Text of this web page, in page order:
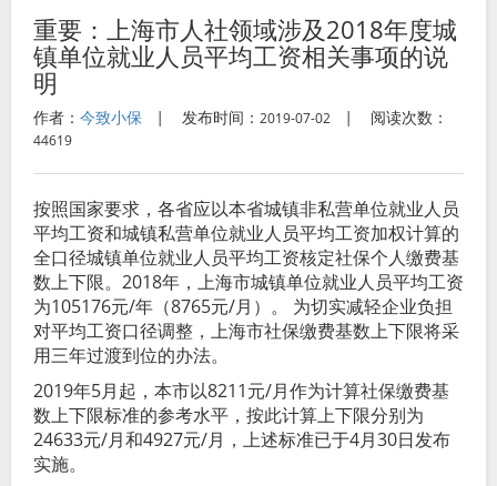
重要：上海市人社领域涉及2018年度城
镇单位就业人员平均工资相关事项的说
明
作者： 今致小保 | 发布时间： 2019-07-02 | 阅读次数：
44619
按照国家要求，各省应以本省城镇非私营单位就业人员
平均工资和城镇私营单位就业人员平均工资加权计算的
全口径城镇单位就业人员平均工资核定社保个人缴费基
数上下限。2018年，上海市城镇单位就业人员平均工资
为105176元/年（8765元/月）。 为切实减轻企业负担
对平均工资口径调整，上海市社保缴费基数上下限将采
用三年过渡到位的办法。
2019年5月起，本市以8211元/月作为计算社保缴费基
数上下限标准的参考水平，按此计算上下限分别为
24633元/月和4927元/月，上述标准已于4月30日发布
实施。